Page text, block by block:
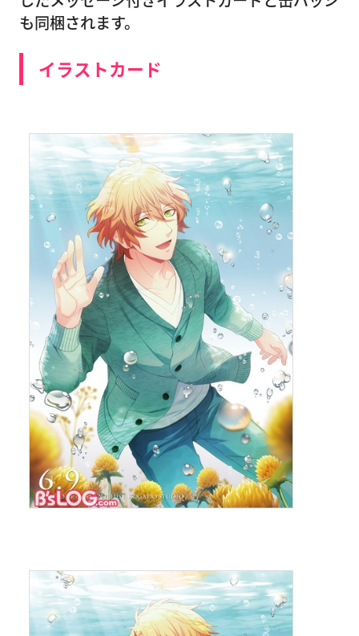
も同梱されます。
イラストカード